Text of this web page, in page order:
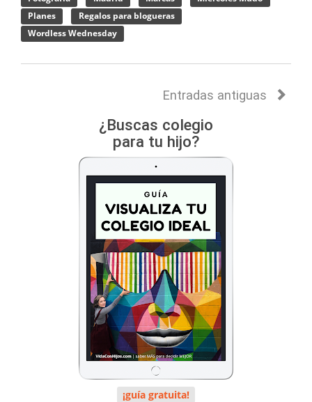
Planes
Regalos para blogueras
Wordless Wednesday
Entradas antiguas
¿Buscas colegio
para tu hijo?
¡guía gratuita!